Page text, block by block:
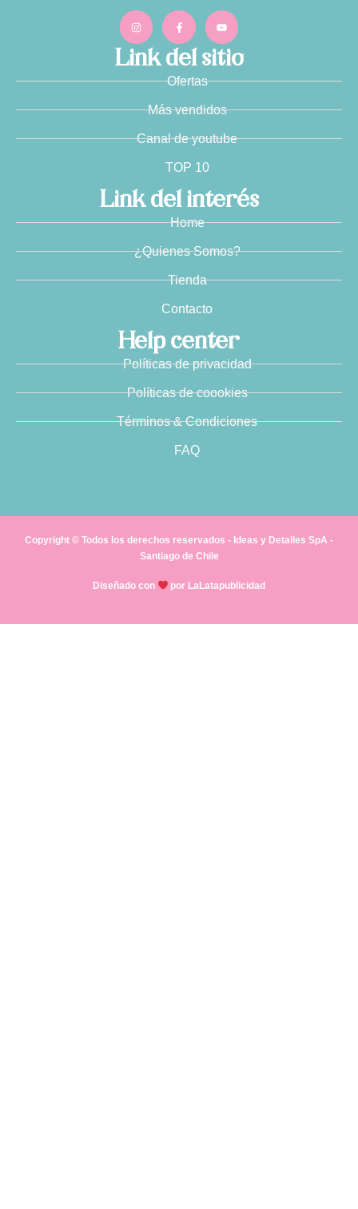
Link del sitio
Ofertas
Más vendidos
Canal de youtube
TOP 10
Link del interés
Home
¿Quienes Somos?
Tienda
Contacto
Help center
Políticas de privacidad
Políticas de coookies
Términos & Condiciones
FAQ
Copyright © Todos los derechos reservados - Ideas y Detalles SpA -
Santiago de Chile
Diseñado con por LaLatapublicidad